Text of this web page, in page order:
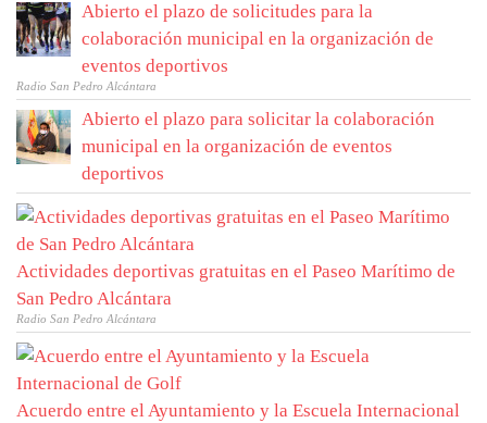
Abierto el plazo de solicitudes para la
colaboración municipal en la organización de
eventos deportivos
Radio San Pedro Alcántara
Abierto el plazo para solicitar la colaboración
municipal en la organización de eventos
deportivos
Actividades deportivas gratuitas en el Paseo Marítimo de
San Pedro Alcántara
Radio San Pedro Alcántara
Acuerdo entre el Ayuntamiento y la Escuela Internacional